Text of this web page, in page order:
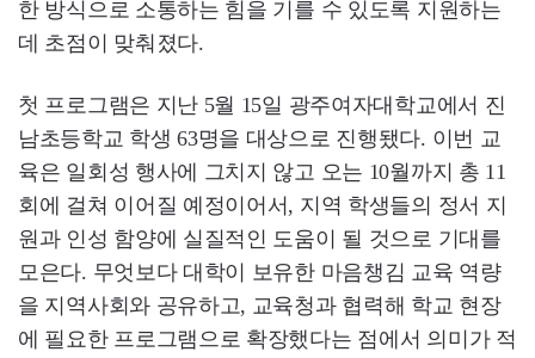
한 방식으로 소통하는 힘을 기를 수 있도록 지원하는
데 초점이 맞춰졌다.
첫 프로그램은 지난 5월 15일 광주여자대학교에서 진
남초등학교 학생 63명을 대상으로 진행됐다. 이번 교
육은 일회성 행사에 그치지 않고 오는 10월까지 총 11
회에 걸쳐 이어질 예정이어서, 지역 학생들의 정서 지
원과 인성 함양에 실질적인 도움이 될 것으로 기대를
모은다. 무엇보다 대학이 보유한 마음챙김 교육 역량
을 지역사회와 공유하고, 교육청과 협력해 학교 현장
에 필요한 프로그램으로 확장했다는 점에서 의미가 적